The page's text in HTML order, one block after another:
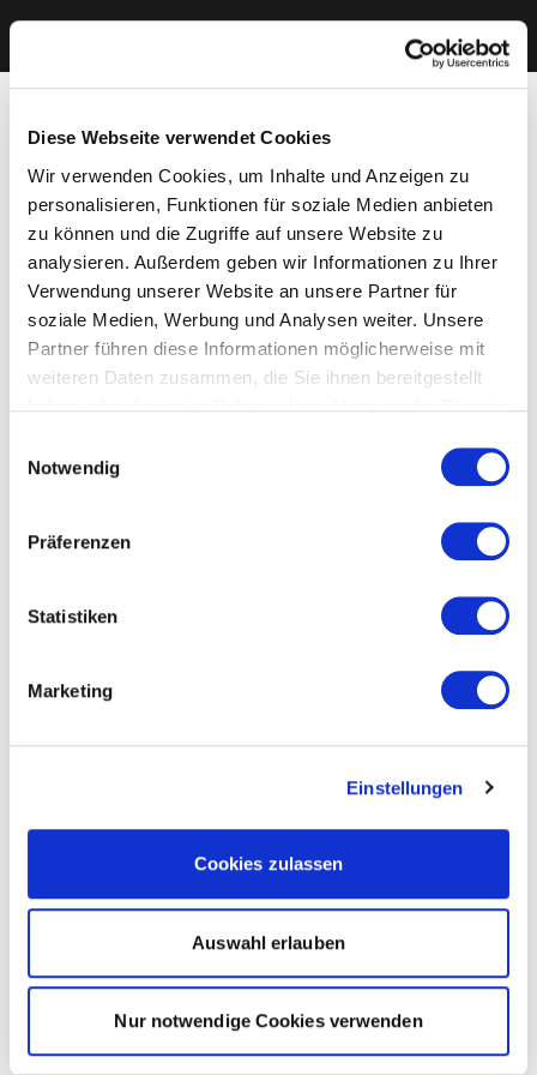
Diese Webseite verwendet Cookies
Wir verwenden Cookies, um Inhalte und Anzeigen zu
personalisieren, Funktionen für soziale Medien anbieten
zu können und die Zugriffe auf unsere Website zu
analysieren. Außerdem geben wir Informationen zu Ihrer
Verwendung unserer Website an unsere Partner für
soziale Medien, Werbung und Analysen weiter. Unsere
Partner führen diese Informationen möglicherweise mit
weiteren Daten zusammen, die Sie ihnen bereitgestellt
Cookies, wenn Sie unsere Webseite weiterhin nutzen.
Notwendig
Präferenzen
Statistiken
Marketing
Einstellungen
Cookies zulassen
Auswahl erlauben
Nur notwendige Cookies verwenden